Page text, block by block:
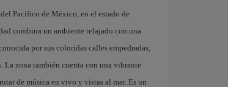
Pacífico de México, en el estado de
combina un ambiente relajado con una
por sus coloridas calles empedradas,
La zona también cuenta con una vibrante
de música en vivo y vistas al mar. Es un